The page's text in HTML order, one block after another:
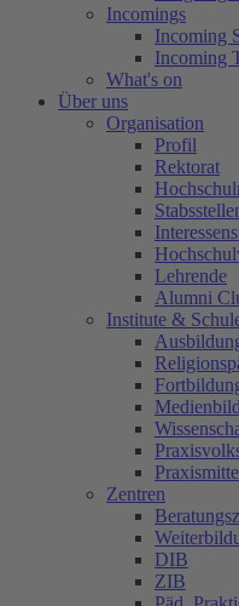
Incomings
Incoming
Incoming
What's on
Über uns
Organisation
Profil
Rektorat
Lehrende
Alumni
Institute &
Zentren
DIB
ZIB